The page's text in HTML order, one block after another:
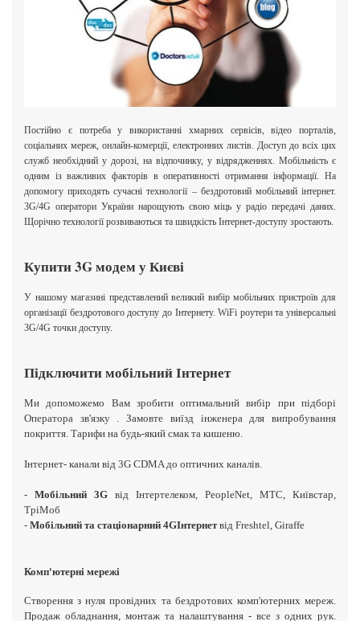
Постійно є потреба у використанні хмарних сервісів, відео порталів,
соціальних мереж, онлайн-комерції, електронних листів. Доступ до всіх цих
служб необхідний у дорозі, на відпочинку, у відрядженнях. Мобільність є
одним із важливих факторів в оперативності отримання інформації. На
допомогу приходять сучасні технології – бездротовий мобільний інтернет.
3G/4G оператори України нарощують свою міць у радіо передачі даних.
Щорічно технології розвиваються та швидкість Інтернет-доступу зростають.
Купити 3G модем у Києві
У нашому магазині представлений великий вибір мобільних пристроїв для
організації бездротового доступу до Інтернету. WiFi роутери та універсальні
3G/4G точки доступу.
Підключити мобільний Інтернет
Ми допоможемо Вам зробити оптимальний вибір при підборі
Оператора зв'язку . Замовте виїзд інженера для випробування
покриття. Тарифи на будь-який смак та кишеню.
Інтернет- канали від 3G CDMA до оптичних каналів.
- Мобільний 3G від Інтертелеком, PeopleNet, MTC, Київстар,
ТріМоб
- Мобільний та стаціонарний 4GІнтернетвід Freshtel, Giraffe
Комп'ютерні мережі
Створення з нуля провідних та бездротових комп'ютерних мереж.
Продаж обладнання, монтаж та налаштування - все з одних рук.